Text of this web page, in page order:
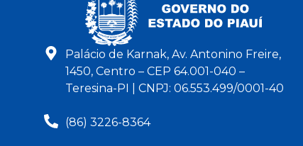
Palácio de Karnak, Av. Antonino Freire,
1450, Centro – CEP 64.001-040 –
Teresina-PI | CNPJ: 06.553.499/0001-40
(86) 3226-8364